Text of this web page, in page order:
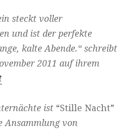
steckt voller
und ist der perfekte
kalte Abende.“ schreibt
2011 auf ihrem
ist “Stille Nacht”
Ansammlung von